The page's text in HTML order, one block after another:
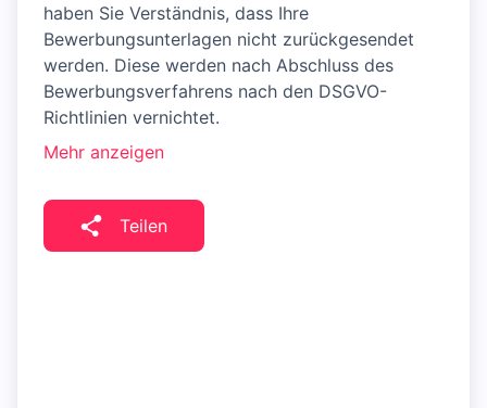
haben Sie Verständnis, dass Ihre
Bewerbungsunterlagen nicht zurückgesendet
werden. Diese werden nach Abschluss des
Bewerbungsverfahrens nach den DSGVO-
Richtlinien vernichtet.
Mehr anzeigen
Teilen